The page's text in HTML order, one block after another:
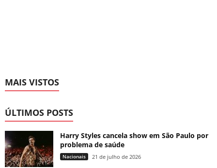
MAIS VISTOS
ÚLTIMOS POSTS
Harry Styles cancela show em São Paulo por
problema de saúde
Nacionais 21 de julho de 2026